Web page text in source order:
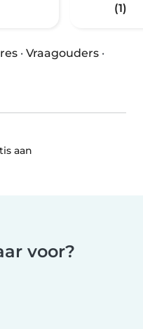
(1)
· Vraagouders ·
aan
voor?